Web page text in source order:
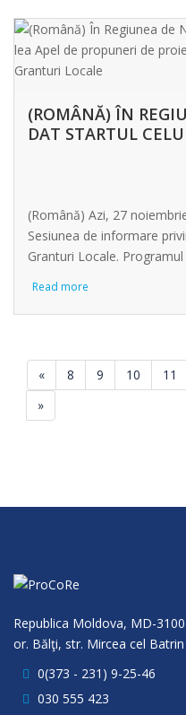
(ROMÂNĂ) ÎN
DAT STARTUL
(Română) Azi, 27
Sesiunea de informare
Granturi Locale.
Read more
« 8 9 10 11
»
Republica Moldova, MD-3100
or. Bălţi, str. Mircea cel
0(373 - 231) 9-25-46
030 555 423